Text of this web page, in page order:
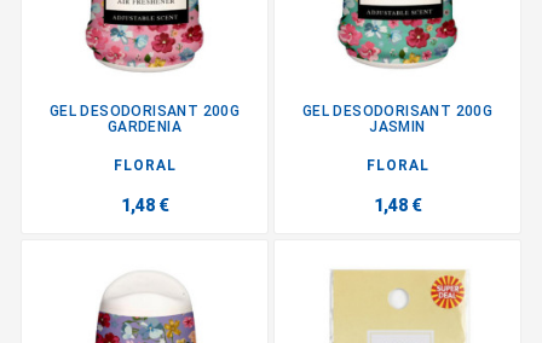
GEL DESODORISANT 200G
GARDENIA
FLORAL
1,48 €
GEL DESODORISANT 200G
JASMIN
FLORAL
1,48 €